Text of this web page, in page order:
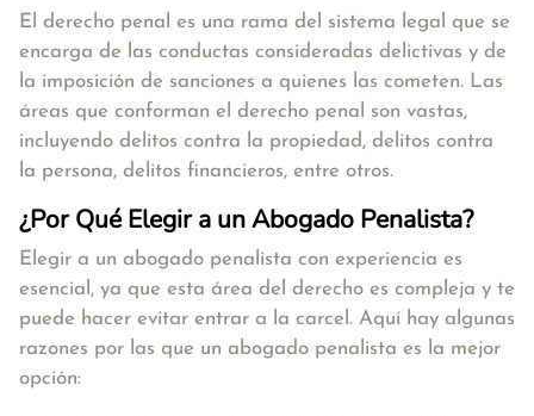
El derecho penal es una rama del sistema legal que se
encarga de las conductas consideradas delictivas y de
la imposición de sanciones a quienes las cometen. Las
áreas que conforman el derecho penal son vastas,
incluyendo delitos contra la propiedad, delitos contra
la persona, delitos financieros, entre otros.
¿Por Qué Elegir a un Abogado Penalista?
Elegir a un abogado penalista con experiencia es
esencial, ya que esta área del derecho es compleja y te
puede hacer evitar entrar a la carcel. Aquí hay algunas
razones por las que un abogado penalista es la mejor
opción: